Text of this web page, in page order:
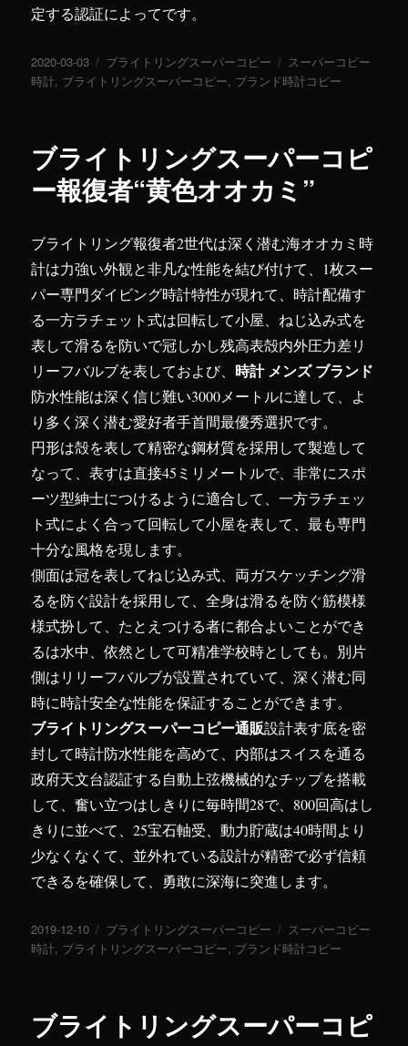
定する認証によってです。
投
稿
2020-03-03
カ
テ
ブライトリングスーパーコピー
タ
グ
スーパーコピー
時計, ブライトリングスーパーコピー, ブランド時計コピー
ブライトリングスーパーコピ
ー報復者“黄色オオカミ”
ブライトリング報復者2世代は深く潜む海オオカミ時
計は力強い外観と非凡な性能を結び付けて、1枚スー
パー専門ダイビング時計特性が現れて、時計配備す
る一方ラチェット式は回転して小屋、ねじ込み式を
表して滑るを防いで冠しかし残高表殻内外圧力差リ
リーフバルブを表しておよび、 時計 メンズ ブランド
防水性能は深く信じ難い3000メートルに達して、よ
り多く深く潜む愛好者手首間最優秀選択です。
円形は殻を表して精密な鋼材質を採用して製造して
なって、表すは直接45ミリメートルで、非常にスポ
ーツ型紳士につけるように適合して、一方ラチェッ
ト式によく合って回転して小屋を表して、最も専門
十分な風格を現します。
側面は冠を表してねじ込み式、両ガスケッチング滑
るを防ぐ設計を採用して、全身は滑るを防ぐ筋模様
様式扮して、たとえつける者に都合よいことができ
るは水中、依然として可精准学校時としても。別片
側はリリーフバルブが設置されていて、深く潜む同
時に時計安全な性能を保証することができます。
ブライトリングスーパーコピー通販設計表す底を密
封して時計防水性能を高めて、内部はスイスを通る
政府天文台認証する自動上弦機械的なチップを搭載
して、奮い立つはしきりに毎時間28で、800回高はし
きりに並べて、25宝石軸受、動力貯蔵は40時間より
少なくなくて、並外れている設計が精密で必ず信頼
できるを確保して、勇敢に深海に突進します。
投
稿
2019-12-10
カ
テ
ブライトリングスーパーコピー
タ
グ
スーパーコピー
時計, ブライトリングスーパーコピー, ブランド時計コピー
ブライトリングスーパーコピ